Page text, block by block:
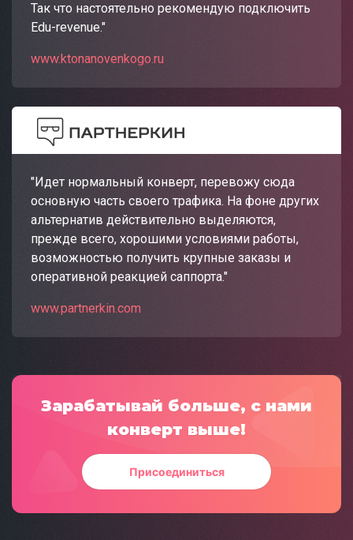
Так что настоятельно рекомендую подключить
Edu-revenue."
www.ktonanovenkogo.ru
"Идет нормальный конверт, перевожу сюда
основную часть своего трафика. На фоне других
альтернатив действительно выделяются,
прежде всего, хорошими условиями работы,
возможностью получить крупные заказы и
оперативной реакцией саппорта."
www.partnerkin.com
Зарабатывай больше, с нами
конверт выше!
Присоединиться